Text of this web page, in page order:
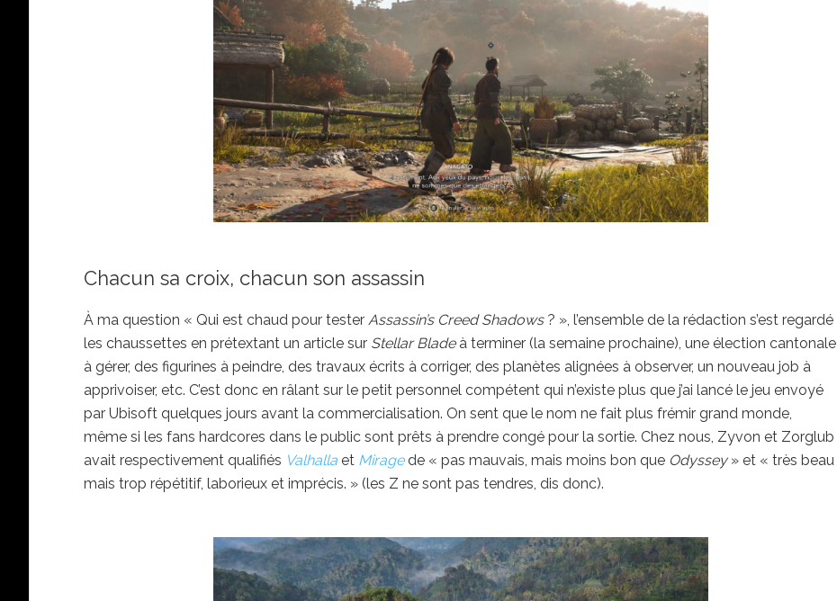
Chacun sa croix, chacun son assassin
À ma question « Qui est chaud pour tester Assassin’s Creed Shadows? », l’ensemble de la rédaction s’est regardé
les chaussettes en prétextant un article sur Stellar Bladeà terminer (la semaine prochaine), une élection cantonale
à gérer, des figurines à peindre, des travaux écrits à corriger, des planètes alignées à observer, un nouveau job à
apprivoiser, etc. C’est donc en râlant sur le petit personnel compétent qui n’existe plus que j’ai lancé le jeu envoyé
par Ubisoft quelques jours avant la commercialisation. On sent que le nom ne fait plus frémir grand monde,
même si les fans hardcores dans le public sont prêts à prendre congé pour la sortie. Chez nous, Zyvon et Zorglub
avait respectivement qualifiés Valhalla et Mirage de « pas mauvais, mais moins bon que Odyssey» et « très beau
mais trop répétitif, laborieux et imprécis. » (les Z ne sont pas tendres, dis donc).